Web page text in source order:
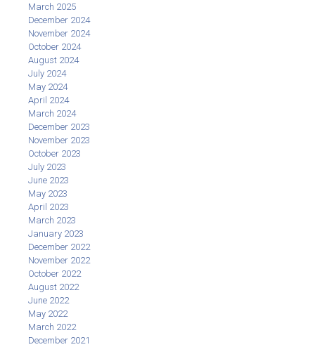
March 2025
December 2024
November 2024
October 2024
August 2024
July 2024
May 2024
April 2024
March 2024
December 2023
November 2023
October 2023
July 2023
June 2023
May 2023
April 2023
March 2023
January 2023
December 2022
November 2022
October 2022
August 2022
June 2022
May 2022
March 2022
December 2021